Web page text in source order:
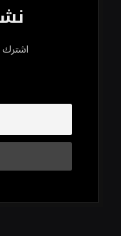
اشترك